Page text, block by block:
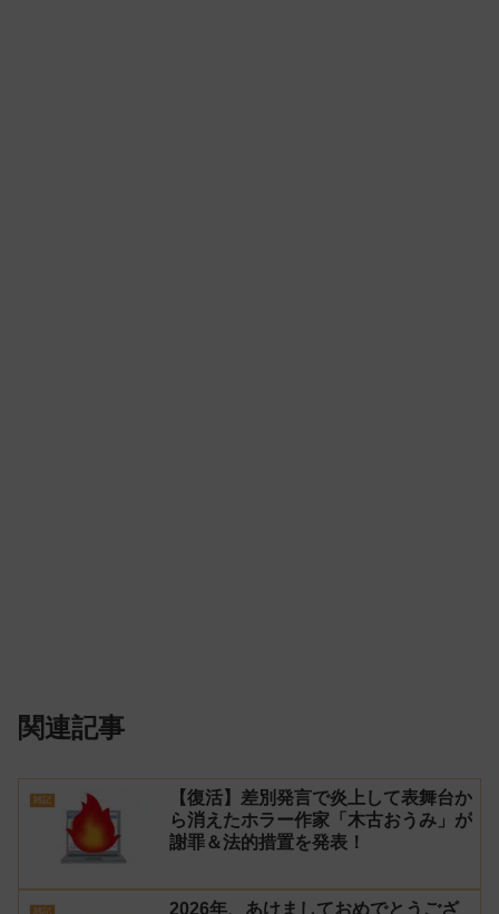
関連記事
雑記
【復活】差別発言で炎上して表舞台か
ら消えたホラー作家「木古おうみ」が
謝罪＆法的措置を発表！
雑記 2026年、あけましておめでとうござ